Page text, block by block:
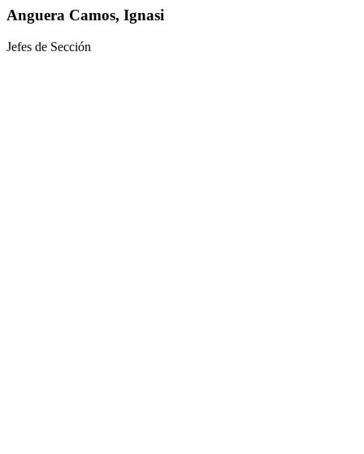
Anguera Camos, Ignasi
Jefes de Sección